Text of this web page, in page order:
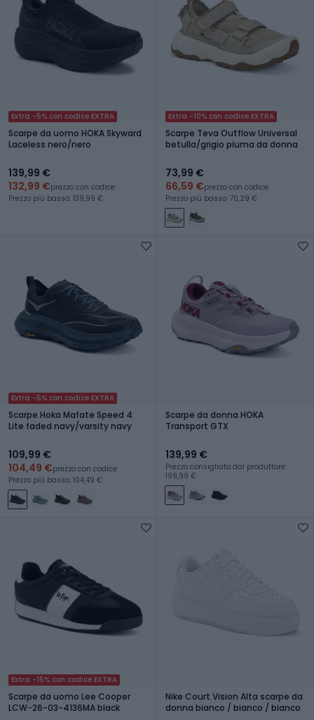
Extra -5% con codice EXTRA
Scarpe da uomo HOKA Skyward
Laceless nero/nero
139,99 €
132,99 €prezzo con codice
Prezzo più basso: 139,99 €
Extra -10% con codice EXTRA
Scarpe Teva Outflow Universal
betulla/grigio piuma da donna
73,99 €
66,59 €prezzo con codice
Prezzo più basso: 70,29 €
Extra -5% con codice EXTRA
Scarpe Hoka Mafate Speed 4
Lite faded navy/varsity navy
109,99 €
104,49 €prezzo con codice
Prezzo più basso: 104,49 €
Scarpe da donna HOKA
Transport GTX
139,99 €
Prezzo consigliato dal produttore:
199,99 €
Extra -15% con codice EXTRA
Scarpe da uomo Lee Cooper
LCW-26-03-4136MA black
Nike Court Vision Alta scarpe da
donna bianco / bianco / bianco